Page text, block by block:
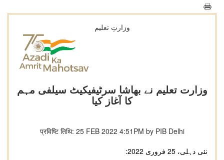
وزارتِ تعلیم
وزارت تعلیم نے بھاشا سرٹیفیکیٹ سیلفی مہم
کا آغاز کیا
प्रविष्टि तिथि: 25 FEB 2022 4:51PM by PIB Delhi
نئی دہلی، 25 فروری 2022: